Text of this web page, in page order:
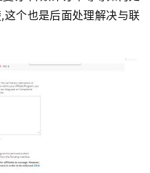
个也是后面处理解决与联